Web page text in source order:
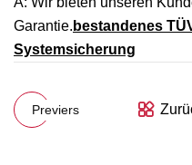
Garantie. bestandenes
Systemsicherung
Previers